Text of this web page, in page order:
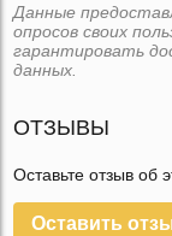
Данные
опросов своих
гарантировать
данных.
ОТЗЫВЫ
Оставьте отзыв об
Оставить